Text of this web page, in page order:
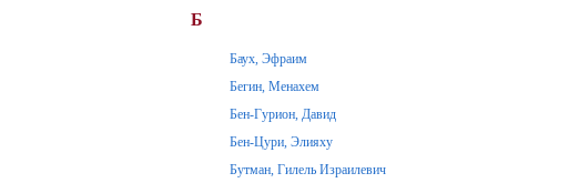
Б
Баух, Эфраим
Бегин, Менахем
Бен-Гурион, Давид
Бен-Цури, Элияху
Бутман, Гилель Израилевич